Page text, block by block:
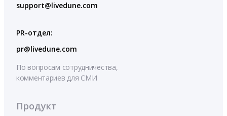
support@livedune.com
PR-отдел:
pr@livedune.com
По вопросам сотрудничества,
комментариев для СМИ
Продукт